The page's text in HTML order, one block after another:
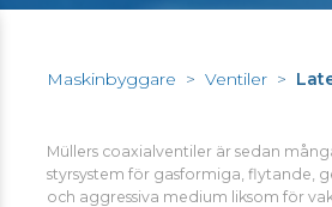
Maskinbyggare > Ventiler >
Müllers coaxialventiler är sedan
styrsystem för gasformiga, flytande,
och aggressiva medium liksom för